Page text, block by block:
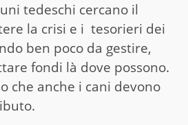
tedeschi cercano il
la crisi e i tesorieri dei
ben poco da gestire,
fondi là dove possono.
che anche i cani devono